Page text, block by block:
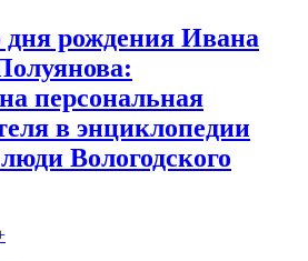
дня рождения Ивана
персональная
в энциклопедии
Вологодского